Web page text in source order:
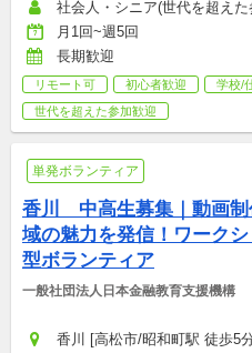
社会人・シニア(世代を超えた
月1回~週5回
長期歓迎
リモート可 初心者歓迎 学校/
世代を超えた参加歓迎
単発ボランティア
香川　中高生募集｜動画
域の魅力を発信！ワーク
型ボランティア
一般社団法人日本金融教育支援機構
香川 [高松市/昭和町駅 徒歩5